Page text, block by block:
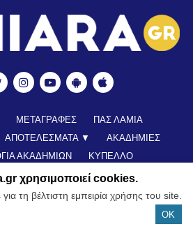
ΜΕΤΑΓΡΑΦΕΣ
ΠΑΣ ΛΑΜΙΑ
ΑΠΟΤΕΛΕΣΜΑΤΑ ▼
ΑΚΑΔΗΜΙΕΣ
ΑΚΑΔΗΜΙΩΝ
ΚΥΠΕΛΛΟ
FUTSAL
ΠΟΔΟΣΦΑΙΡΟ ΓΥΝΑΙΚΩΝ
LAMIA POLIS 87,7 ▶︎ ΕΠΙΚΟΙΝΩΝΊΑ
χρησιμοποιεί cookies.
τη βέλτιστη εμπειρία χρήσης του site.
OK